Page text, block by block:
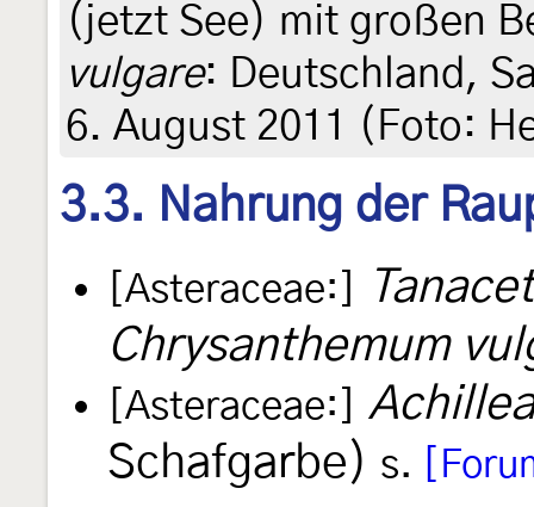
(jetzt See) mit großen
vulgare: Deutschland,
6. August 2011 (Foto:
3.3. Nahrung der
[Asteraceae:]
Chrysanthemum
[Asteraceae:]
Schafgarbe) s.